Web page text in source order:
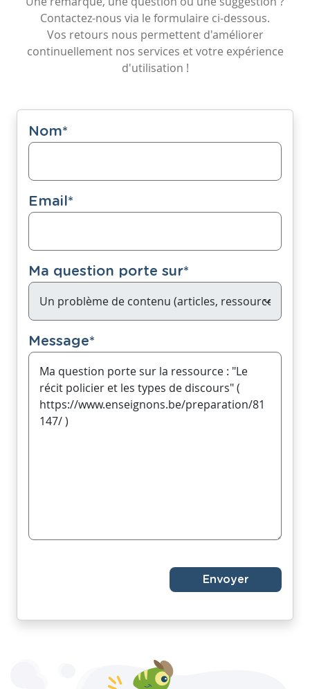
Contactez-nous via le formulaire ci-dessous.
Vos retours nous permettent d'améliorer
continuellement nos services et votre expérience
d'utilisation !
Nom*
Email*
Ma question porte sur*
Message*
Envoyer